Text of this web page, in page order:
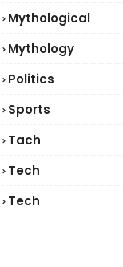
Mythological
Mythology
Politics
Sports
Tach
Tech
Tech